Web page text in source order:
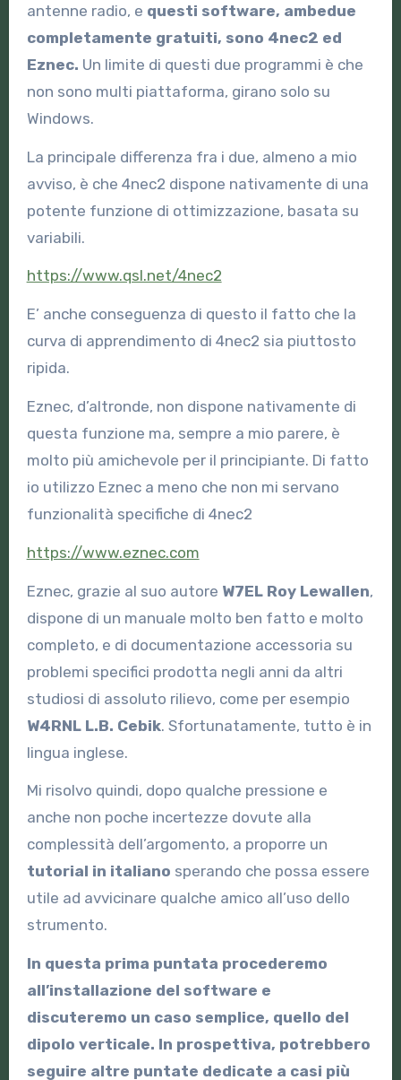
antenne radio, e questi software, ambedue
completamente gratuiti, sono 4nec2 ed
Eznec. Un limite di questi due programmi è che
non sono multi piattaforma, girano solo su
Windows.
La principale differenza fra i due, almeno a mio
avviso, è che 4nec2 dispone nativamente di una
potente funzione di ottimizzazione, basata su
variabili.
https://www.qsl.net/4nec2
E’ anche conseguenza di questo il fatto che la
curva di apprendimento di 4nec2 sia piuttosto
ripida.
Eznec, d’altronde, non dispone nativamente di
questa funzione ma, sempre a mio parere, è
molto più amichevole per il principiante. Di fatto
io utilizzo Eznec a meno che non mi servano
funzionalità specifiche di 4nec2
https://www.eznec.com
Eznec, grazie al suo autore W7EL Roy Lewallen,
dispone di un manuale molto ben fatto e molto
completo, e di documentazione accessoria su
problemi specifici prodotta negli anni da altri
studiosi di assoluto rilievo, come per esempio
W4RNL L.B. Cebik. Sfortunatamente, tutto è in
lingua inglese.
Mi risolvo quindi, dopo qualche pressione e
anche non poche incertezze dovute alla
complessità dell’argomento, a proporre un
tutorial in italiano sperando che possa essere
utile ad avvicinare qualche amico all’uso dello
strumento.
In questa prima puntata procederemo
all’installazione del software e
discuteremo un caso semplice, quello del
dipolo verticale. In prospettiva, potrebbero
seguire altre puntate dedicate a casi più